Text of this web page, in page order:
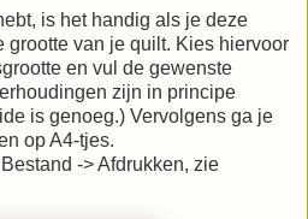
is het handig als je deze
grootte van je quilt. Kies hiervoor
en vul de gewenste
zijn in principe
is genoeg.) Vervolgens ga je
op A4-tjes.
-> Afdrukken, zie